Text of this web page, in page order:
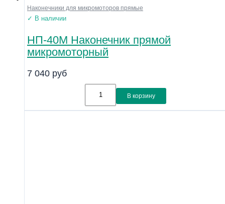
Наконечники для микромоторов прямые
✓ В наличии
НП-40М Наконечник прямой
микромоторный
7 040 руб
В корзину